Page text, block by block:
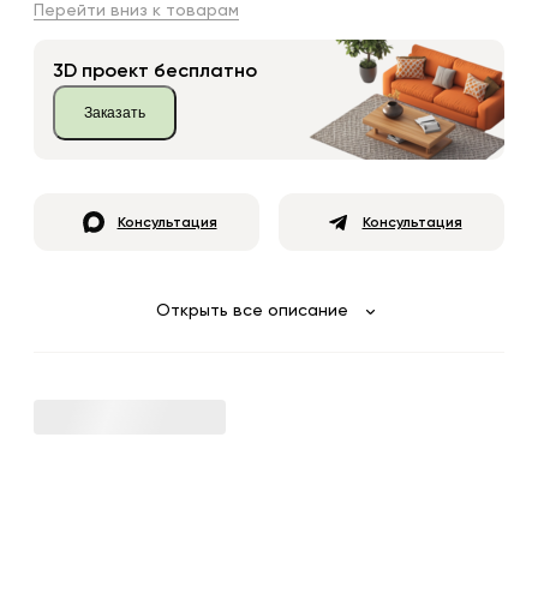
Перейти вниз к товарам
3D проект бесплатно
Заказать
Консультация Консультация
Открыть все описание